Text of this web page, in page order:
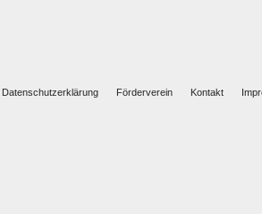
Kontakt
Förderverein
Datenschutzerklärung